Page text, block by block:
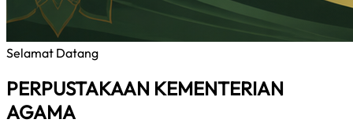
Selamat Datang
PERPUSTAKAAN KEMENTERIAN
AGAMA